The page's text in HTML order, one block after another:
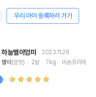
우리 아이 등록하러 가기
하늘별이엄마
2023.11.26
별이(암컷) 2살 7kg 비숑프리제